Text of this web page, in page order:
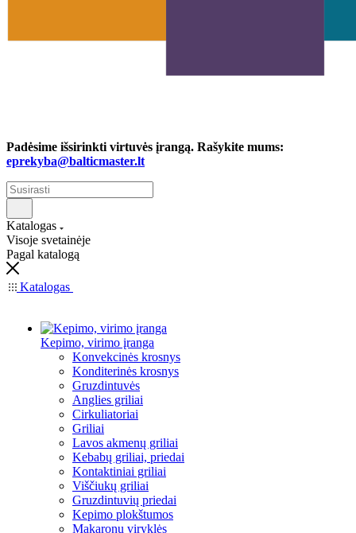
Padėsime išsirinkti virtuvės įrangą. Rašykite mums:
eprekyba@balticmaster.lt
Katalogas
Visoje svetainėje
Pagal katalogą
Katalogas
Kepimo, virimo įranga
Konvekcinės krosnys
Konditerinės krosnys
Gruzdintuvės
Anglies griliai
Cirkuliatoriai
Griliai
Lavos akmenų griliai
Kebabų griliai, priedai
Kontaktiniai griliai
Viščiukų griliai
Gruzdintuvių priedai
Kepimo plokštumos
Makaronų viryklės